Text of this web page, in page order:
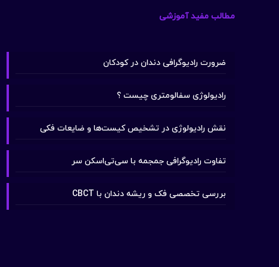
مطالب مفید آموزشی
ضرورت رادیوگرافی دندان در کودکان
رادیولوژی سفالومتری چیست ؟
نقش رادیولوژی در تشخیص کیست‌ها و ضایعات فکی
تفاوت رادیوگرافی جمجمه با سی‌تی‌اسکن سر
بررسی تخصصی فک و ریشه دندان با CBCT